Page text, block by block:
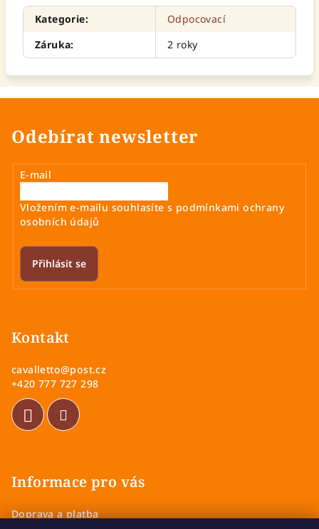
Kategorie:
Odpocovací
Záruka: 2 roky
Odebírat newsletter
E-mail
Vložením e-mailu souhlasíte s podmínkami ochrany
osobních údajů
Přihlásit se
Kontakt
cavalletto@post.cz
+420 777 727 298
Informace pro vás
Doprava a platba